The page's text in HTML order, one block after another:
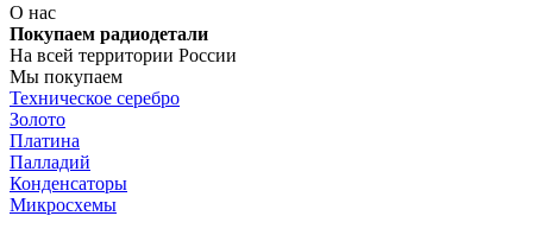
О нас
Покупаем радиодетали
На всей территории России
Мы покупаем
Техническое серебро
Золото
Платина
Палладий
Конденсаторы
Микросхемы